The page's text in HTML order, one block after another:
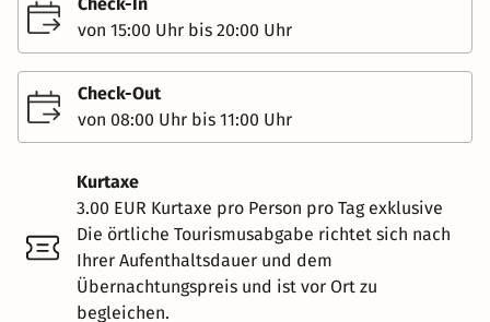
von 15:00 Uhr bis 20:00 Uhr
Check-Out
von 08:00 Uhr bis 11:00 Uhr
Kurtaxe
3.00 EUR Kurtaxe pro Person pro Tag exklusive
Die örtliche Tourismusabgabe richtet sich nach
Ihrer Aufenthaltsdauer und dem
Übernachtungspreis und ist vor Ort zu
begleichen.